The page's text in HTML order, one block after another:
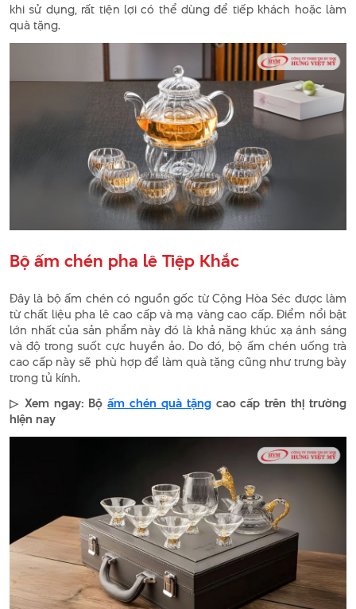
khi sử dụng, rất tiện lợi có thể dùng để tiếp khách hoặc làm
quà tặng.
Bộ ấm chén pha lê Tiệp Khắc
Đây là bộ ấm chén có nguồn gốc từ Cộng Hòa Séc được làm
từ chất liệu pha lê cao cấp và mạ vàng cao cấp. Điểm nổi bật
lớn nhất của sản phẩm này đó là khả năng khúc xạ ánh sáng
và độ trong suốt cực huyền ảo. Do đó, bộ ấm chén uống trà
cao cấp này sẽ phù hợp để làm quà tặng cũng như trưng bày
trong tủ kính.
▷ Xem ngay: Bộấm chén quà tặngcao cấp trên thị trường
hiện nay